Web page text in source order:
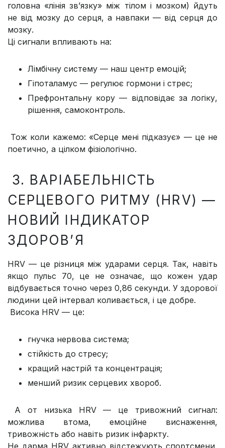
головна «лінія зв’язку» між тілом і мозком) йдуть
не від мозку до серця, а навпаки — від серця до
мозку.
Ці сигнали впливають на:
Лімбічну систему — наш центр емоцій;
Гіпоталамус — регулює гормони і стрес;
Префронтальну кору — відповідає за логіку,
рішення, самоконтроль.
Тож коли кажемо: «Серце мені підказує» — це не
поетично, а цілком фізіологічно.
3. ВАРІАБЕЛЬНІСТЬ
СЕРЦЕВОГО РИТМУ (HRV) —
НОВИЙ ІНДИКАТОР
ЗДОРОВ’Я
HRV — це різниця між ударами серця. Так, навіть
якщо пульс 70, це не означає, що кожен удар
відбувається точно через 0,86 секунди. У здорової
людини цей інтервал коливається, і це добре.
Висока HRV — це:
гнучка нервова система;
стійкість до стресу;
кращий настрій та концентрація;
менший ризик серцевих хвороб.
А от низька HRV — це тривожний сигнал:
можлива втома, емоційне виснаження,
тривожність або навіть ризик інфаркту.